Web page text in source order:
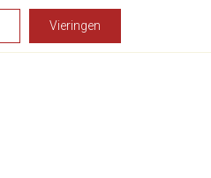
Vieringen